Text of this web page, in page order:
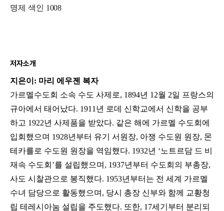
명제 색인 1008
저자소개
지은이: 마리 에우젠 복자
가르멜수도회 소속 수도 사제로, 1894년 12월 2일 프랑스의
규아에서 태어났다. 1911년 로데 신학교에서 신학을 공부
하고 1922년 사제품을 받았다. 같은 해에 가르멜 수도회에
입회했으며 1928년부터 유기 서원장, 아쟁 수도원 원장, 몬
테카를로 수도원 원장을 역임했다. 1932년 ‘노트르담 드 비
재속 수도회’를 설립했으며, 1937년부터 수도회의 부총장,
사도 시찰관으로 봉직했다. 1953년부터는 전 세계 가르멜
수녀 담당으로 활동했으며, 당시 총장 신부와 함께 교황청
립 테레시아눔 설립을 주도했다. 또한, 17세기부터 분리되